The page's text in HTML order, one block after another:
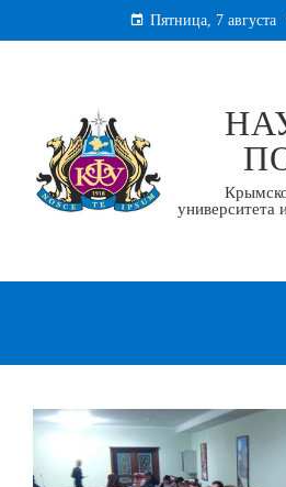
к
Пятница, 7 августа
университета